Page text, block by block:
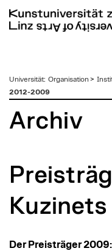
zum
Inhalt
Universität: Organisation >
2012-2009
Archiv
Der Preisträger